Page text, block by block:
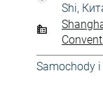
Shi,
Samochody